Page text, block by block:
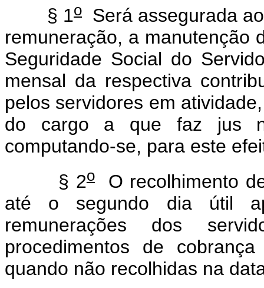
§ 1o Será assegurada
remuneração, a manutenção
Seguridade Social do
mensal da respectiva
pelos servidores em
do cargo a que faz jus
computando-se, para este
§ 2oO recolhimento
até o segundo dia útil
remunerações dos
procedimentos de
quando não recolhidas na